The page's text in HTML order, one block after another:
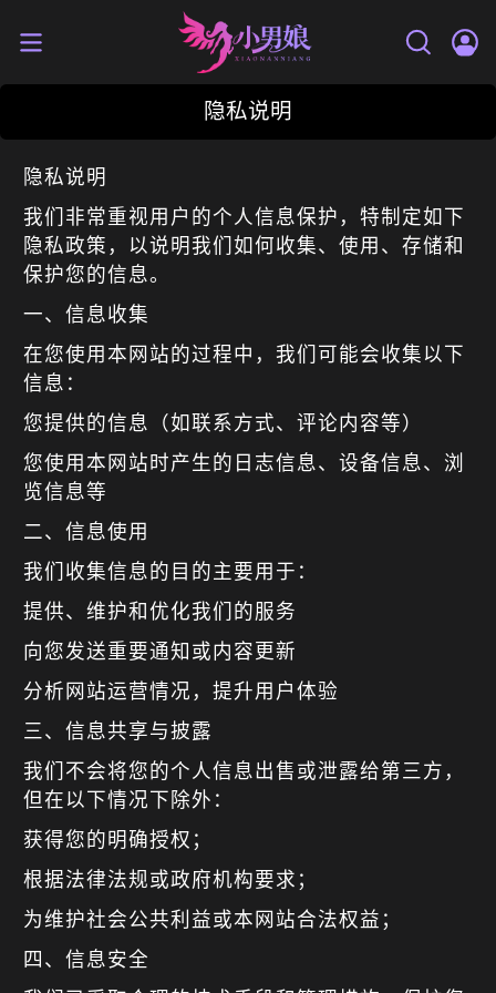
隐私说明
隐私说明
我们非常重视用户的个人信息保护，特制定如下
隐私政策，以说明我们如何收集、使用、存储和
保护您的信息。
一、信息收集
在您使用本网站的过程中，我们可能会收集以下
信息：
您提供的信息（如联系方式、评论内容等）
您使用本网站时产生的日志信息、设备信息、浏
览信息等
二、信息使用
我们收集信息的目的主要用于：
提供、维护和优化我们的服务
向您发送重要通知或内容更新
分析网站运营情况，提升用户体验
三、信息共享与披露
我们不会将您的个人信息出售或泄露给第三方，
但在以下情况下除外：
获得您的明确授权；
根据法律法规或政府机构要求；
为维护社会公共利益或本网站合法权益；
四、信息安全